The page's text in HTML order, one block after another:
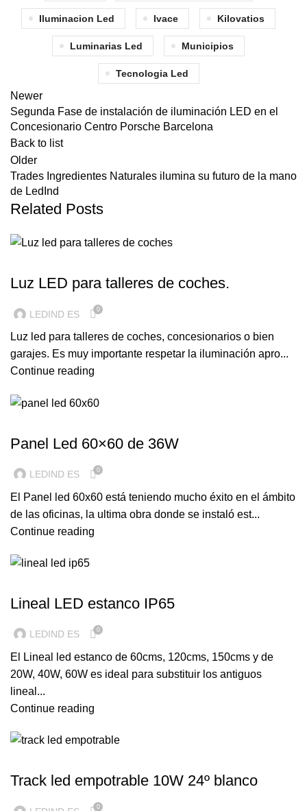
Iluminacion Led Ivace Kilovatios
Luminarias Led Municipios
Tecnologia Led
Newer
Segunda Fase de instalación de iluminación LED en el
Concesionario Centro Porsche Barcelona
Back to list
Older
Trades Ingredientes Naturales ilumina su futuro de la mano
de LedInd
Related Posts
Luz LED para talleres de coches.
LEDIND ES 0
Luz led para talleres de coches, concesionarios o bien
garajes. Es muy importante respetar la iluminación apro...
Continue reading
Panel Led 60×60 de 36W
LEDIND ES 0
El Panel led 60x60 está teniendo mucho éxito en el ámbito
de las oficinas, la ultima obra donde se instaló est...
Continue reading
Lineal LED estanco IP65
LEDIND ES 0
El Lineal led estanco de 60cms, 120cms, 150cms y de
20W, 40W, 60W es ideal para substituir los antiguos
lineal...
Continue reading
Track led empotrable 10W 24º blanco
0